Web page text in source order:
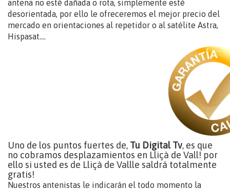
antena no esté dañada o rota, simplemente esté
desorientada, por ello le ofreceremos el mejor precio del
mercado en orientaciones al repetidor o al satélite Astra,
Hispasat....
Uno de los puntos fuertes de, Tu Digital Tv, es que
no cobramos desplazamientos en Lliçà de Vall! por
ello si usted es de Lliçà de Vallle saldrá totalmente
gratis!
Nuestros antenistas le indicarán el todo momento la